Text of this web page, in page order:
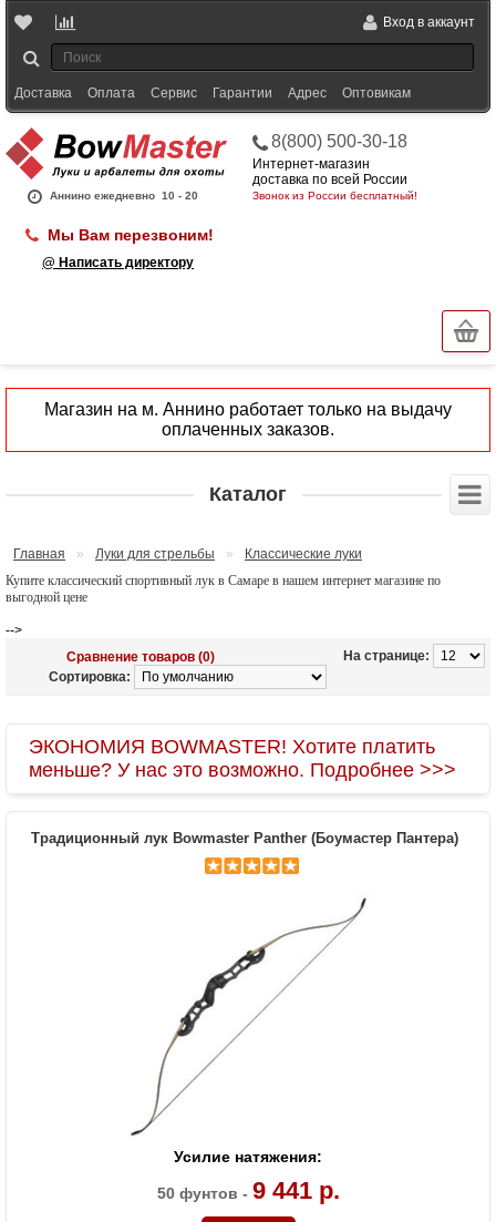
Вход в аккаунт
Доставка Оплата Сервис Гарантии Адрес Оптовикам
Аннино ежедневно 10 - 20
8(800) 500-30-18
Интернет-магазин
доставка по всей России
Звонок из России бесплатный!
Мы Вам перезвоним!
@ Написать директору
Магазин на м. Аннино работает только на выдачу
оплаченных заказов.
Каталог
Главная » Луки для стрельбы »
Классические луки
Купите классический спортивный лук в Самаре в нашем интернет магазине по
выгодной цене
-->
На странице:
Сравнение товаров (0)
Сортировка:
ЭКОНОМИЯ BOWMASTER! Хотите платить
меньше? У нас это возможно. Подробнее >>>
Традиционный лук Bowmaster Panther (Боумастер Пантера)
Усилие натяжения:
50 фунтов - 9 441 р.